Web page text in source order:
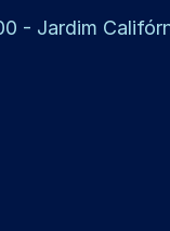
- Jardim